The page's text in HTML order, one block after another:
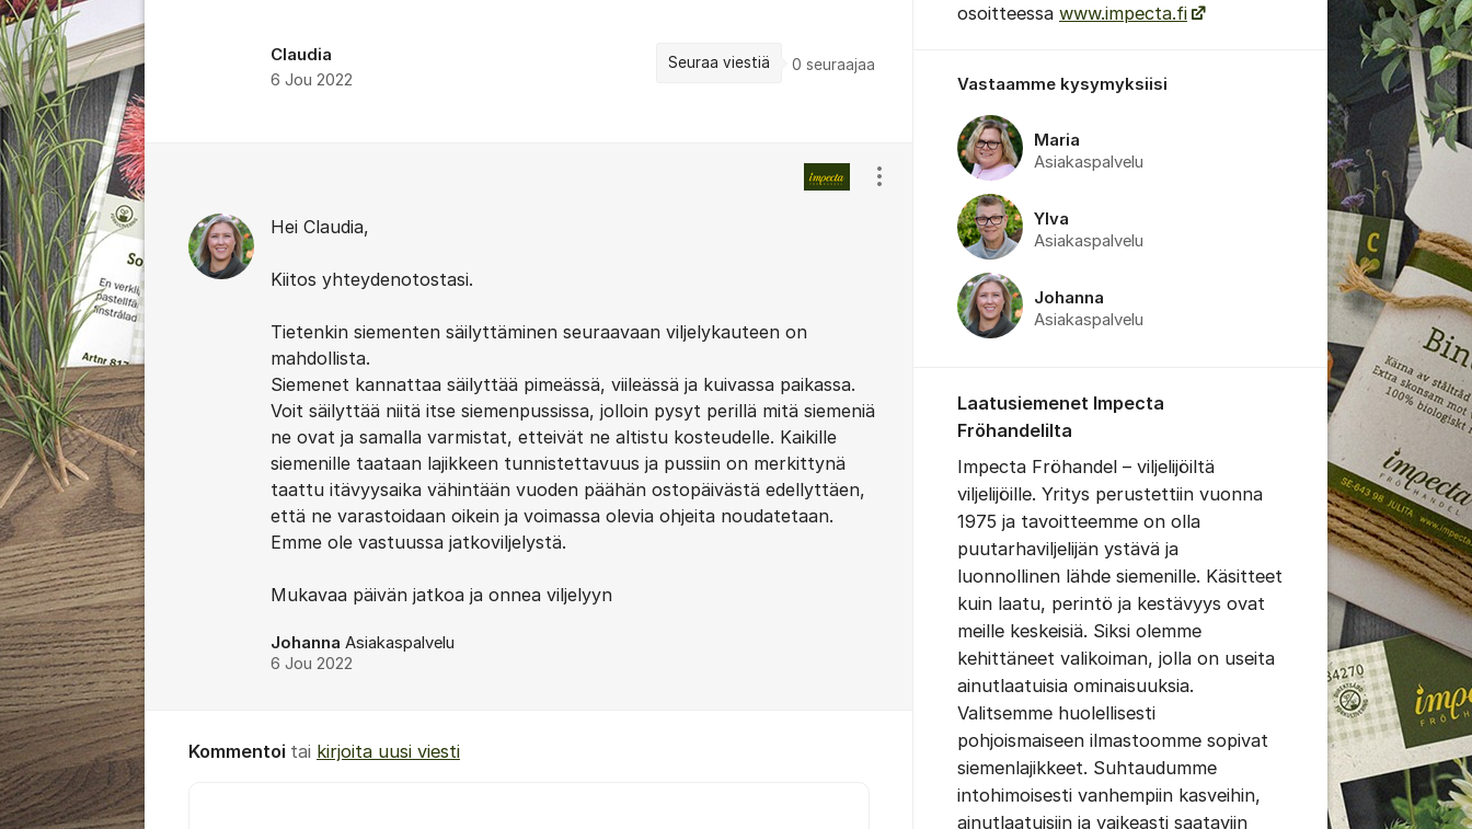
Claudia
6 Jou 2022
Seuraa viestiä 0 seuraajaa
Hei Claudia,
Kiitos yhteydenotostasi.
Tietenkin siementen säilyttäminen seuraavaan viljelykauteen on
mahdollista.
Siemenet kannattaa säilyttää pimeässä, viileässä ja kuivassa paikassa.
Voit säilyttää niitä itse siemenpussissa, jolloin pysyt perillä mitä siemeniä
ne ovat ja samalla varmistat, etteivät ne altistu kosteudelle. Kaikille
siemenille taataan lajikkeen tunnistettavuus ja pussiin on merkittynä
taattu itävyysaika vähintään vuoden päähän ostopäivästä edellyttäen,
että ne varastoidaan oikein ja voimassa olevia ohjeita noudatetaan.
Emme ole vastuussa jatkoviljelystä.
Mukavaa päivän jatkoa ja onnea viljelyyn
Johanna Asiakaspalvelu
6 Jou 2022
Näytä/piilota viestien/kommenttien asetukset
Kommentoi tai kirjoita uusi viesti
osoitteessa www.impecta.fi
Vastaamme kysymyksiisi
Maria
Asiakaspalvelu
Ylva
Asiakaspalvelu
Johanna
Asiakaspalvelu
Laatusiemenet Impecta
Fröhandelilta
Impecta Fröhandel – viljelijöiltä
viljelijöille. Yritys perustettiin vuonna
1975 ja tavoitteemme on olla
puutarhaviljelijän ystävä ja
luonnollinen lähde siemenille. Käsitteet
kuin laatu, perintö ja kestävyys ovat
meille keskeisiä. Siksi olemme
kehittäneet valikoiman, jolla on useita
ainutlaatuisia ominaisuuksia.
Valitsemme huolellisesti
pohjoismaiseen ilmastoomme sopivat
siemenlajikkeet. Suhtaudumme
intohimoisesti vanhempiin kasveihin,
ainutlaatuisiin ja vaikeasti saataviin